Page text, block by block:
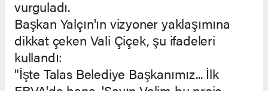
vurguladı.
Başkan Yalçın'ın vizyoner yaklaşımına
dikkat çeken Vali Çiçek, şu ifadeleri
kullandı:
"İşte Talas Belediye Başkanımız... İlk